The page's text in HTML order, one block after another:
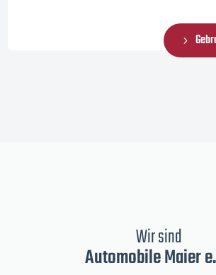
Wir sind
Automobile Maier